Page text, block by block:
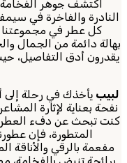
اكتشف جوهر الفخامة
النادرة والفاخرة في
كل عطر في مجموعتنا
بهالة دائمة من الجمال
يقدرون أدق التفاصيل،
لبيب يأخذك في رحلة إلى
نفحة بعناية لإثارة
كنت تبحث عن دفء العطر
المتطورة، فإن
مفعمة بالرقي والأناقة